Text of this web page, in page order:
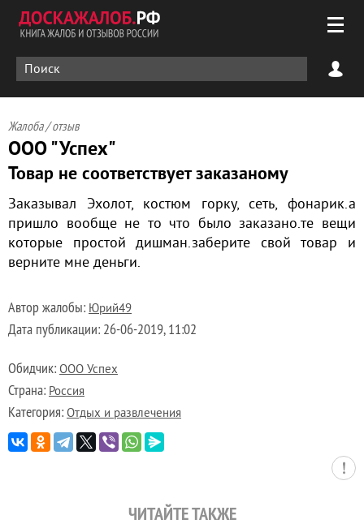
Жалоба / отзыв
ООО "Успех"
Товар не соответствует заказаному
Заказывал Эхолот, костюм горку, сеть, фонарик.а
пришло вообще не то что было заказано.те вещи
которые простой дишман.заберите свой товар и
верните мне деньги.
Автор жалобы: Юрий49
Дата публикации: 26-06-2019, 11:02
Обидчик: ООО Успех
Страна: Россия
Категория: Отдых и развлечения
ЧИТАЙТЕ ТАКЖЕ